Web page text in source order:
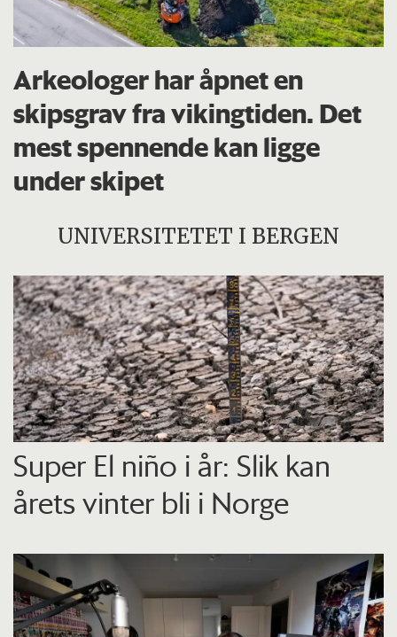
Arkeologer har åpnet en
skipsgrav fra vikingtiden. Det
mest spennende kan ligge
under skipet
UNIVERSITETET I BERGEN
Super El niño i år: Slik kan
årets vinter bli i Norge